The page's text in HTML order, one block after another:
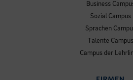
Business
Sozial Campus
Sprachen
Talente Campus
Campus der